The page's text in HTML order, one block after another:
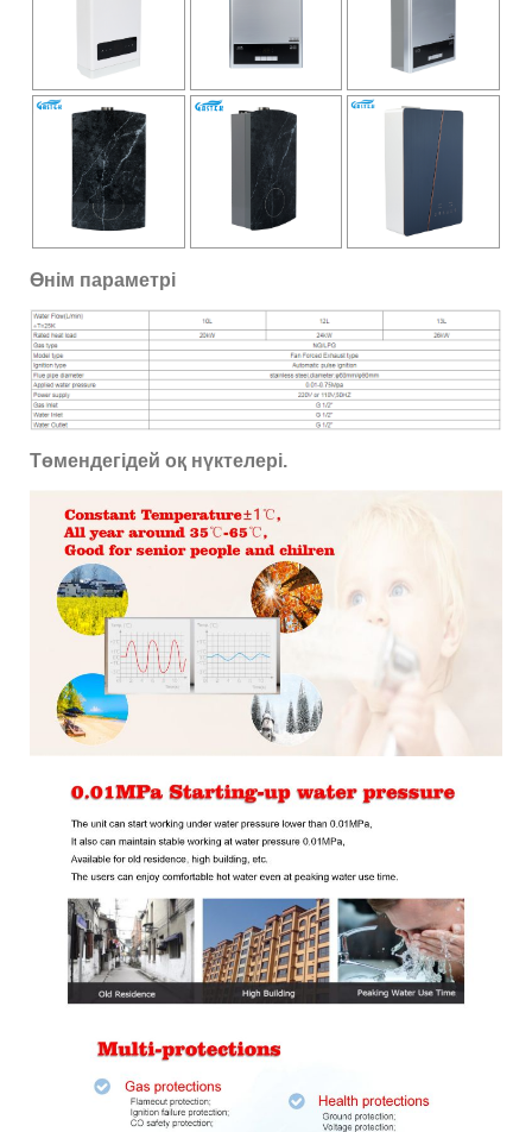
Өнім параметрі
Төмендегідей оқ нүктелері.